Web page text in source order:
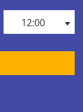
12:00